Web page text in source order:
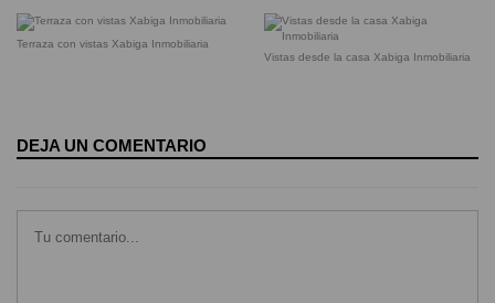
Terraza con vistas Xabiga Inmobiliaria
Vistas desde la casa Xabiga Inmobiliaria
DEJA UN COMENTARIO